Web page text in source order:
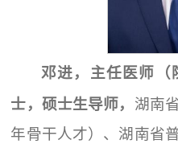
邓进，主任医师（
士，硕士生导师， 湖南
年骨干人才）、湖南省